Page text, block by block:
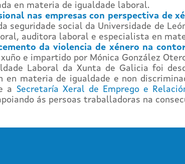
en materia de igualdade laboral.
nas empresas con perspectiva de
seguridade social da Universidade de
auditora laboral e especialista en
da violencia de xénero na
e impartido por Mónica González
Laboral da Xunta de Galicia foi
en materia de igualdade e non
a Secretaría Xeral de Emprego e
ás persoas traballadoras na